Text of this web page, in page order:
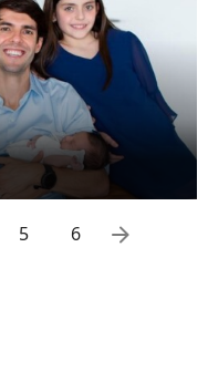
5 6 arrow_right